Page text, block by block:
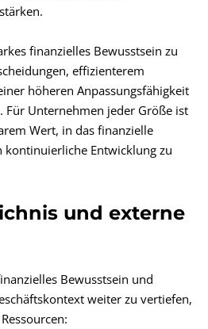
finanzielles Bewusstsein zu
effizienterem
höheren Anpassungsfähigkeit
Für Unternehmen jeder Größe ist
Wert, in das finanzielle
kontinuierliche Entwicklung zu
und externe
Bewusstsein und
weiter zu vertiefen,